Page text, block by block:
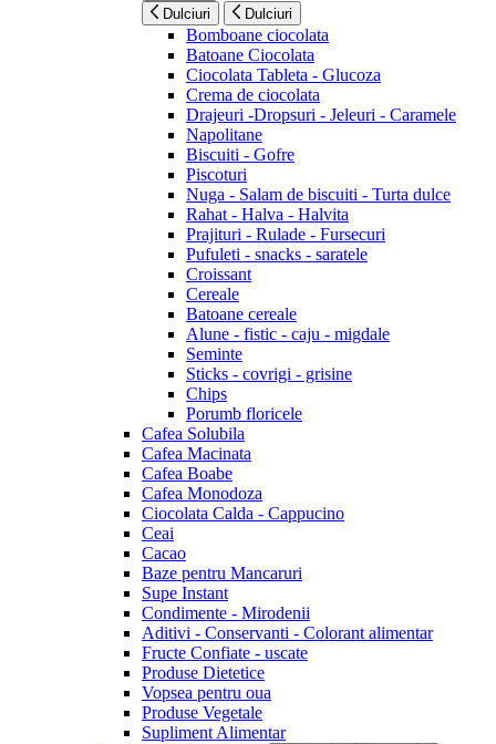
Dulciuri Dulciuri
Bomboane ciocolata
Batoane Ciocolata
Ciocolata Tableta - Glucoza
Crema de ciocolata
Drajeuri -Dropsuri - Jeleuri - Caramele
Napolitane
Biscuiti - Gofre
Piscoturi
Nuga - Salam de biscuiti - Turta dulce
Rahat - Halva - Halvita
Prajituri - Rulade - Fursecuri
Pufuleti - snacks - saratele
Croissant
Cereale
Batoane cereale
Alune - fistic - caju - migdale
Seminte
Sticks - covrigi - grisine
Chips
Porumb floricele
Cafea Solubila
Cafea Macinata
Cafea Boabe
Cafea Monodoza
Ciocolata Calda - Cappucino
Ceai
Cacao
Baze pentru Mancaruri
Supe Instant
Condimente - Mirodenii
Aditivi - Conservanti - Colorant alimentar
Fructe Confiate - uscate
Produse Dietetice
Vopsea pentru oua
Produse Vegetale
Supliment Alimentar